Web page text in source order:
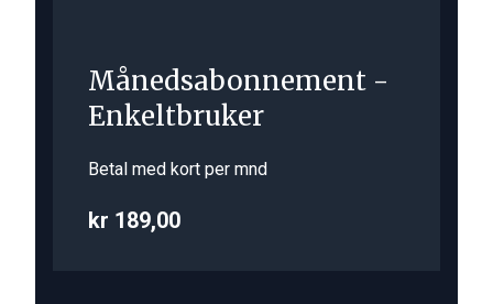
Månedsabonnement -
Enkeltbruker
Betal med kort per mnd
kr 189,00